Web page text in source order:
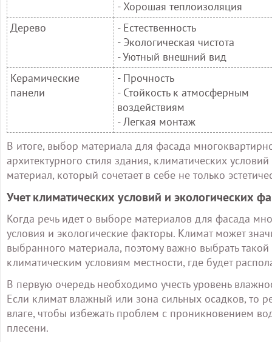
- Хорошая теплоизоляция
Дерево
- Естественность
- Экологическая чистота
- Уютный внешний вид
Керамические
панели
- Прочность
- Стойкость к атмосферным
воздействиям
- Легкая монтаж
В итоге, выбор материала для фасада
архитектурного стиля здания, климатических
материал, который сочетает в себе не только
Учет климатических условий и экологических
Когда речь идет о выборе материалов для фасада
условия и экологические факторы. Климат может
выбранного материала, поэтому важно выбрать
климатическим условиям местности, где будет
В первую очередь необходимо учесть уровень
Если климат влажный или зона сильных осадков, то
влаге, чтобы избежать проблем с проникновением
плесени.